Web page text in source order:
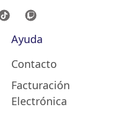
Ayuda
Contacto
Facturación
Electrónica